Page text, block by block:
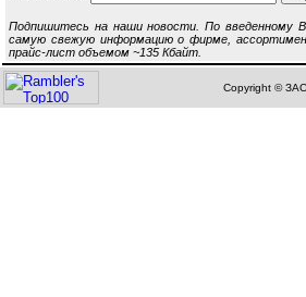
Подпишитесь на наши новости. По введенному
самую свежую информацию о фирме,
прайс-лист объемом ~135 Кбайт.
Copyright ©